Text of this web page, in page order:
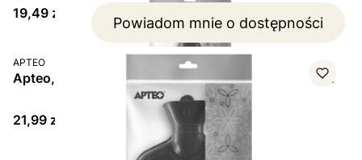
Cena
19,49 zł
Powiadom mnie o dostępności
PRODUCENT
APTEO
Apteo, termofor gumowy, bezzapachowy, 2 L, 1 szt.
Cena
21,99 zł